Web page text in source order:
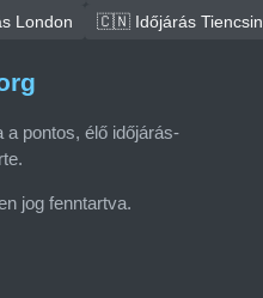
London
🇨🇳 Időjárás Tiencsin
pontos, élő időjárás-
jog fenntartva.